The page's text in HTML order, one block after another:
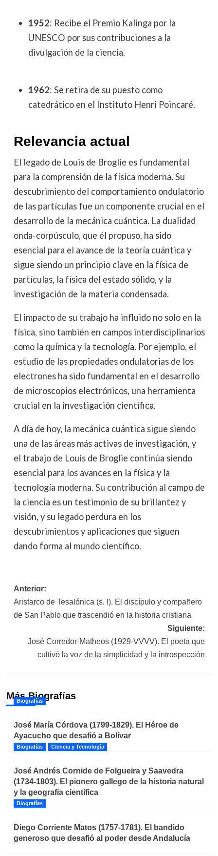
1952: Recibe el Premio Kalinga por la
UNESCO por sus contribuciones a la
divulgación de la ciencia.
1962: Se retira de su puesto como
catedrático en el Instituto Henri Poincaré.
Relevancia actual
El legado de Louis de Broglie es fundamental
para la comprensión de la física moderna. Su
descubrimiento del comportamiento ondulatorio
de las partículas fue un componente crucial en el
desarrollo de la mecánica cuántica. La dualidad
onda-corpúsculo, que él propuso, ha sido
esencial para el avance de la teoría cuántica y
sigue siendo un principio clave en la física de
partículas, la física del estado sólido, y la
investigación de la materia condensada.
El impacto de su trabajo ha influido no solo en la
física, sino también en campos interdisciplinarios
como la química y la tecnología. Por ejemplo, el
estudio de las propiedades ondulatorias de los
electrones ha sido fundamental en el desarrollo
de microscopios electrónicos, una herramienta
crucial en la investigación científica.
A día de hoy, la mecánica cuántica sigue siendo
una de las áreas más activas de investigación, y
el trabajo de Louis de Broglie continúa siendo
esencial para los avances en la física y la
tecnología moderna. Su contribución al campo de
la ciencia es un testimonio de su brillantez y
visión, y su legado perdura en los
descubrimientos y aplicaciones que siguen
dando forma al mundo científico.
Navegación
de
entradas
Anterior:
Aristarco de Tesalónica (s. I). El discípulo y compañero
de San Pablo que trascendió en la historia cristiana
Siguiente:
José Corredor-Matheos (1929-VVVV). El poeta que
cultivó la voz de la simplicidad y la introspección
Más Biografías
Biografías
José María Córdova (1799-1829). El Héroe de
Ayacucho que desafió a Bolívar
Biografías Ciencia y Tecnología
José Andrés Cornide de Folgueira y Saavedra
(1734-1803). El pionero gallego de la historia natural
y la geografía científica
Biografías
Diego Corriente Matos (1757-1781). El bandido
generoso que desafió al poder desde Andalucía